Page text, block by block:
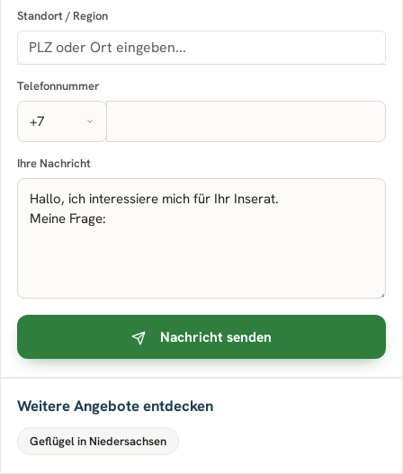
Standort / Region
Telefonnummer
Ihre Nachricht
Nachricht senden
Weitere Angebote entdecken
Geflügel in Niedersachsen